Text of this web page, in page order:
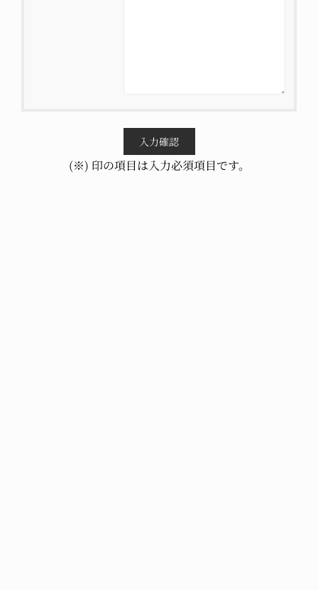
(※) 印の項目は入力必須項目です。